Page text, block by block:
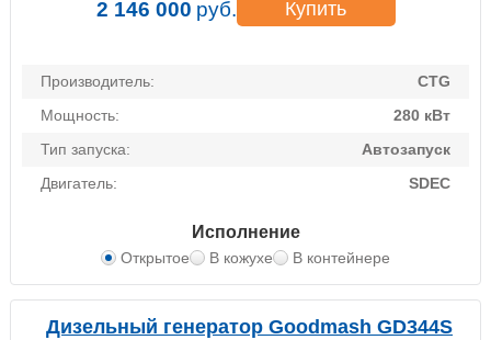
Производитель:
CTG
Мощность:
280 кВт
Тип запуска:
Автозапуск
Двигатель:
SDEC
Исполнение
Открытое В кожухе В контейнере
2 146 000 руб. Купить
Дизельный генератор Goodmash GD344S